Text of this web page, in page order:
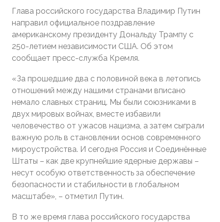
Глава российского государства Владимир Путин
направил официальное поздравление
американскому президенту Дональду Трампу с
250-летием независимости США. Об этом
сообщает пресс-служба Кремля.
«За прошедшие два с половиной века в летопись
отношений между нашими странами вписано
немало славных страниц. Мы были союзниками в
двух мировых войнах, вместе избавили
человечество от ужасов нацизма, а затем сыграли
важную роль в становлении основ современного
мироустройства. И сегодня Россия и Соединённые
Штаты – как две крупнейшие ядерные державы –
несут особую ответственность за обеспечение
безопасности и стабильности в глобальном
масштабе», – отметил Путин.
В то же время глава российского государства